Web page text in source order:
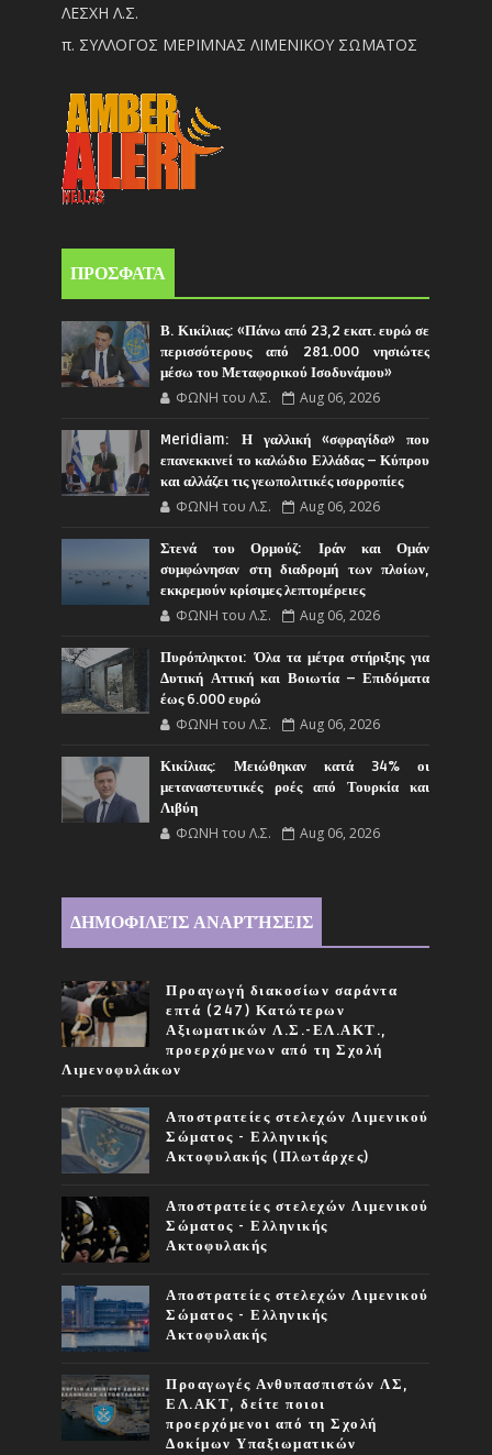
ΛΕΣΧΗ Λ.Σ.
π. ΣΥΛΛΟΓΟΣ ΜΕΡΙΜΝΑΣ ΛΙΜΕΝΙΚΟΥ ΣΩΜΑΤΟΣ
ΠΡΟΣΦΑΤΑ
Β. Κικίλιας: «Πάνω από 23,2 εκατ. ευρώ σε
περισσότερους από 281.000 νησιώτες
μέσω του Μεταφορικού Ισοδυνάμου»
ΦΩΝΗ του Λ.Σ. Aug 06, 2026
Meridiam: Η γαλλική «σφραγίδα» που
επανεκκινεί το καλώδιο Ελλάδας – Κύπρου
και αλλάζει τις γεωπολιτικές ισορροπίες
ΦΩΝΗ του Λ.Σ. Aug 06, 2026
Στενά του Ορμούζ: Ιράν και Ομάν
συμφώνησαν στη διαδρομή των πλοίων,
εκκρεμούν κρίσιμες λεπτομέρειες
ΦΩΝΗ του Λ.Σ. Aug 06, 2026
Πυρόπληκτοι: Όλα τα μέτρα στήριξης για
Δυτική Αττική και Βοιωτία – Επιδόματα
έως 6.000 ευρώ
ΦΩΝΗ του Λ.Σ. Aug 06, 2026
Κικίλιας: Μειώθηκαν κατά 34% οι
μεταναστευτικές ροές από Τουρκία και
Λιβύη
ΦΩΝΗ του Λ.Σ. Aug 06, 2026
ΔΗΜΟΦΙΛΕΊΣ ΑΝΑΡΤΉΣΕΙΣ
Προαγωγή διακοσίων σαράντα
επτά (247) Κατώτερων
Αξιωματικών Λ.Σ.-ΕΛ.ΑΚΤ.,
προερχόμενων από τη Σχολή
Λιμενοφυλάκων
Αποστρατείες στελεχών Λιμενικού
Σώματος - Ελληνικής
Ακτοφυλακής (Πλωτάρχες)
Αποστρατείες στελεχών Λιμενικού
Σώματος - Ελληνικής
Ακτοφυλακής
Αποστρατείες στελεχών Λιμενικού
Σώματος - Ελληνικής
Ακτοφυλακής
Προαγωγές Ανθυπασπιστών ΛΣ,
ΕΛ.ΑΚΤ, δείτε ποιοι
προερχόμενοι από τη Σχολή
Δοκίμων Υπαξιωματικών